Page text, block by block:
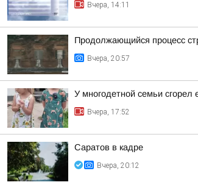
Вчера, 14:11
Продолжающийся процесс
Вчера, 20:57
У многодетной семьи сгорел
Вчера, 17:52
Саратов в кадре
Вчера, 20:12